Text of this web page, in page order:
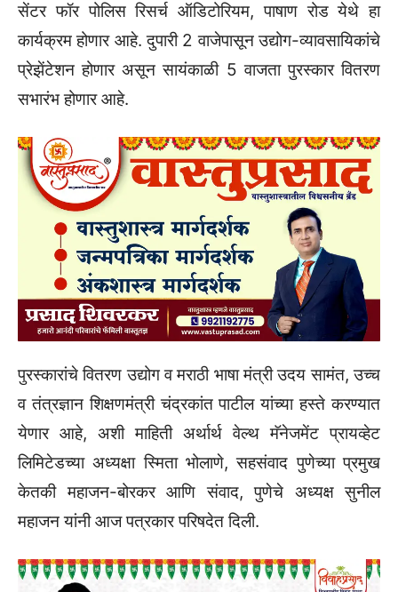
सेंटर फॉर पोलिस रिसर्च ऑडिटोरियम, पाषाण रोड येथे हा
कार्यक्रम होणार आहे. दुपारी 2 वाजेपासून उद्योग-व्यावसायिकांचे
प्रेझेंटेशन होणार असून सायंकाळी 5 वाजता पुरस्कार वितरण
सभारंभ होणार आहे.
पुरस्कारांचे वितरण उद्योग व मराठी भाषा मंत्री उदय सामंत, उच्च
व तंत्रज्ञान शिक्षणमंत्री चंद्रकांत पाटील यांच्या हस्ते करण्यात
येणार आहे, अशी माहिती अर्थार्थ वेल्थ मॅनेजमेंट प्रायव्हेट
लिमिटेडच्या अध्यक्षा स्मिता भोलाणे, सहसंवाद पुणेच्या प्रमुख
केतकी महाजन-बोरकर आणि संवाद, पुणेचे अध्यक्ष सुनील
महाजन यांनी आज पत्रकार परिषदेत दिली.